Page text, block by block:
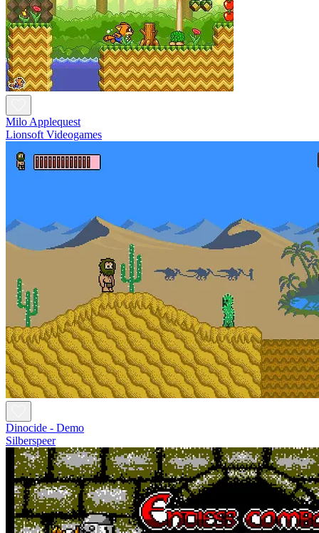
Milo Applequest
Lionsoft Videogames
Dinocide - Demo
Silberspeer